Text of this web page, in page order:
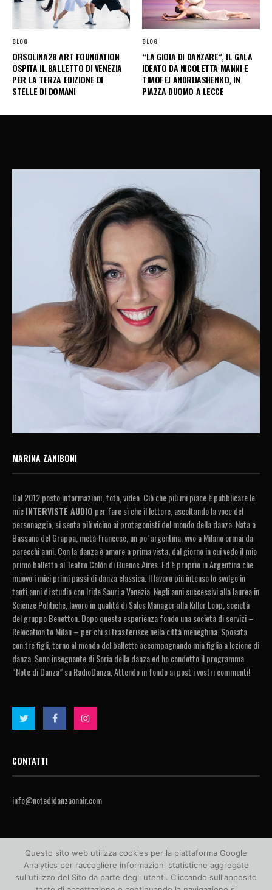
BLOG
ORSOLINA28 ART FOUNDATION
OSPITA IL BALLETTO DI VENEZIA
PER LA TERZA EDIZIONE DI
STELLE DI DOMANI
BLOG
“LA GIOIA DI DANZARE”, IL GALA
IDEATO DA NICOLETTA MANNI E
TIMOFEJ ANDRIJASHENKO, IN
PIAZZA DUOMO A LECCE
MARINA ZANIBONI
Dal 2012 posto informazioni, foto, video. Ciò che più mi piace è pubblicare le
mieINTERVISTE AUDIO per fare sì che il lettore, ascoltando la voce del
personaggio, si senta più vicino ai protagonisti del mondo della danza. Nata a
Bassano del Grappa, metà francese, un po’ argentina, vivo a Milano ormai da
parecchi anni. Con la danza è amore a prima vista, dal giorno in cui vedo il mio
primo balletto al Teatro Colón di Buenos Aires. Ed è proprio in Argentina che
muovo i miei primi passi di danza classica. Il lavoro più intenso lo svolgo in
tanti anni di studio con Iride Sauri a Venezia. Negli anni successivi alla laurea in
Scienze Politiche, lavoro in qualità di Sales Manager alla Killer Loop, società
del gruppo Benetton. Dopo questa esperienza fondo una società di servizi –
Relocation to Milan – per chi si trasferisce nella città meneghina. Sposata
con tre figli, torno al mondo del balletto accompagnando mia figlia a lezione di
danza. Sono insegnante di Soria della danza ed ho condotto il programma
“Note di Danza” su RadioDanza, Attendo in fondo ai post i vostri commenti!
CONTATTI
info@notedidanzaonair.com
Questo sito web utilizza cookies per la piattaforma Google
Analytics per raccogliere informazioni statistiche aggregate
sull’utilizzo del Sito da parte degli utenti. Cliccando sull'apposito